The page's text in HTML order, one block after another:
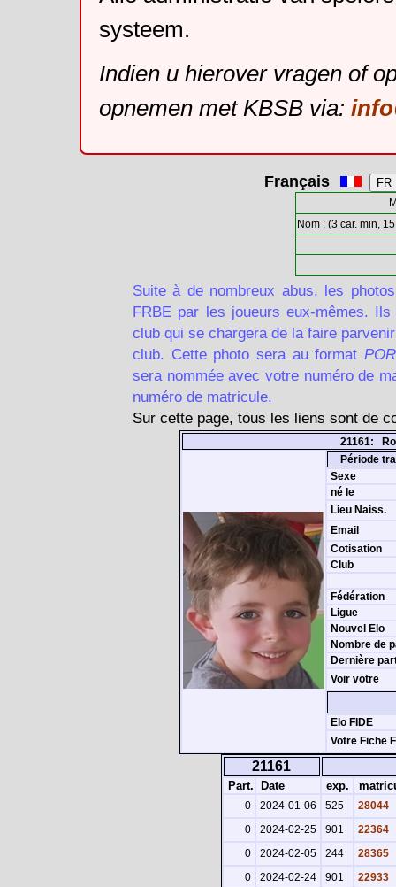
systeem.
Indien u hierover vragen of
opnemen met KBSB via:
Français
Nom : (3 car. min,
Suite à de nombreux abus, les
FRBE par les joueurs eux-mêmes.
club qui se chargera de la faire
club. Cette photo sera au format
sera nommée avec votre numéro de
numéro de matricule.
Sur cette page, tous les liens sont de
21161:
Période
Sexe
né le
Lieu Naiss.
Email
Cotisation
Club
Fédération
Ligue
Nouvel Elo
Nombre de
Dernière
Voir votre
Elo FIDE
Votre Fiche
21161
Part. Date exp.
0 2024-01-06 525
28044
0
2024-02-25 901
22364
0
2024-02-05 244
28365
0
2024-02-24 901
22933